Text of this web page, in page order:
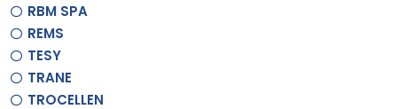
RBM SPA
REMS
TESY
TRANE
TROCELLEN